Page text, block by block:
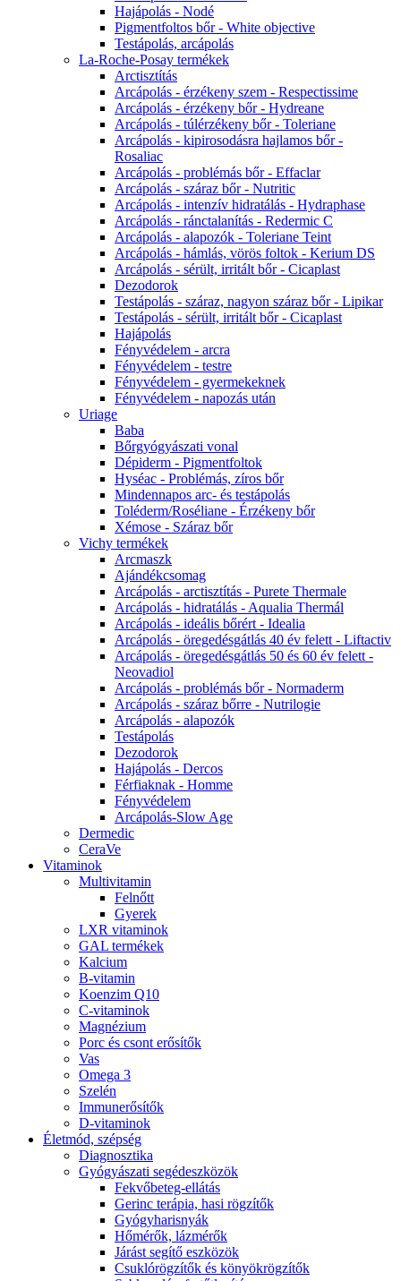
Hajápolás - Nodé
Pigmentfoltos bőr - White objective
Testápolás, arcápolás
La-Roche-Posay termékek
Arctisztítás
Arcápolás - érzékeny szem - Respectissime
Arcápolás - érzékeny bőr - Hydreane
Arcápolás - túlérzékeny bőr - Toleriane
Arcápolás - kipirosodásra hajlamos bőr -
Rosaliac
Arcápolás - problémás bőr - Effaclar
Arcápolás - száraz bőr - Nutritic
Arcápolás - intenzív hidratálás - Hydraphase
Arcápolás - ránctalanítás - Redermic C
Arcápolás - alapozók - Toleriane Teint
Arcápolás - hámlás, vörös foltok - Kerium DS
Arcápolás - sérült, irritált bőr - Cicaplast
Dezodorok
Testápolás - száraz, nagyon száraz bőr - Lipikar
Testápolás - sérült, irritált bőr - Cicaplast
Hajápolás
Fényvédelem - arcra
Fényvédelem - testre
Fényvédelem - gyermekeknek
Fényvédelem - napozás után
Uriage
Baba
Bőrgyógyászati vonal
Dépiderm - Pigmentfoltok
Hyséac - Problémás, zíros bőr
Mindennapos arc- és testápolás
Toléderm/Roséliane - Érzékeny bőr
Xémose - Száraz bőr
Vichy termékek
Arcmaszk
Ajándékcsomag
Arcápolás - arctisztítás - Purete Thermale
Arcápolás - hidratálás - Aqualia Thermál
Arcápolás - ideális bőrért - Idealia
Arcápolás - öregedésgátlás 40 év felett - Liftactiv
Arcápolás - öregedésgátlás 50 és 60 év felett -
Neovadiol
Arcápolás - problémás bőr - Normaderm
Arcápolás - száraz bőrre - Nutrilogie
Arcápolás - alapozók
Testápolás
Dezodorok
Hajápolás - Dercos
Férfiaknak - Homme
Fényvédelem
Arcápolás-Slow Age
Dermedic
CeraVe
Vitaminok
Multivitamin
Felnőtt
Gyerek
LXR vitaminok
GAL termékek
Kalcium
B-vitamin
Koenzim Q10
C-vitaminok
Magnézium
Porc és csont erősítők
Vas
Omega 3
Szelén
Immunerősítők
D-vitaminok
Életmód, szépség
Diagnosztika
Gyógyászati segédeszközök
Fekvőbeteg-ellátás
Gerinc terápia, hasi rögzítők
Gyógyharisnyák
Hőmérők, lázmérők
Járást segítő eszközök
Csuklórögzítők és könyökrögzítők